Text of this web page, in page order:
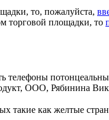
то, пожалуйста,
торговой площадки, то
телефоны
ООО, Рябинина
такие как желтые